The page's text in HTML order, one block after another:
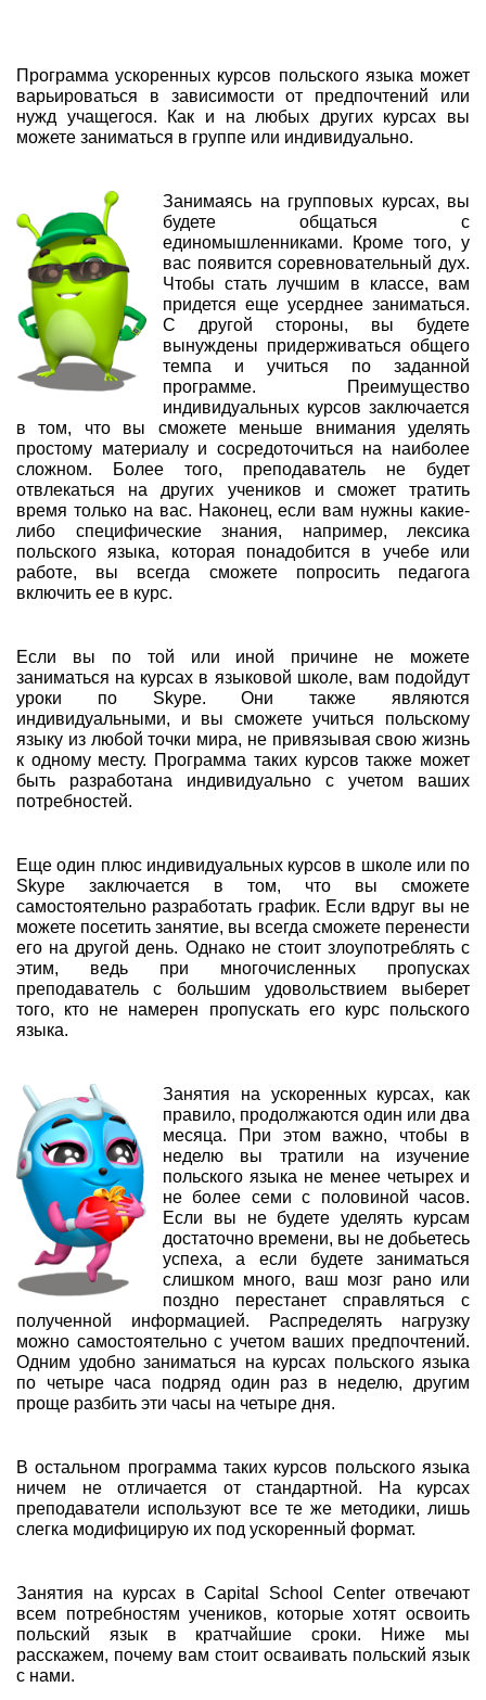
Программа ускоренных курсов польского языка может
варьироваться в зависимости от предпочтений или
нужд учащегося. Как и на любых других курсах вы
можете заниматься в группе или индивидуально.
Занимаясь на групповых курсах, вы
будете общаться с
единомышленниками. Кроме того, у
вас появится соревновательный дух.
Чтобы стать лучшим в классе, вам
придется еще усерднее заниматься.
С другой стороны, вы будете
вынуждены придерживаться общего
темпа и учиться по заданной
программе. Преимущество
индивидуальных курсов заключается
в том, что вы сможете меньше внимания уделять
простому материалу и сосредоточиться на наиболее
сложном. Более того, преподаватель не будет
отвлекаться на других учеников и сможет тратить
время только на вас. Наконец, если вам нужны какие-
либо специфические знания, например, лексика
польского языка, которая понадобится в учебе или
работе, вы всегда сможете попросить педагога
включить ее в курс.
Если вы по той или иной причине не можете
заниматься на курсах в языковой школе, вам подойдут
уроки по Skype. Они также являются
индивидуальными, и вы сможете учиться польскому
языку из любой точки мира, не привязывая свою жизнь
к одному месту. Программа таких курсов также может
быть разработана индивидуально с учетом ваших
потребностей.
Еще один плюс индивидуальных курсов в школе или по
Skype заключается в том, что вы сможете
самостоятельно разработать график. Если вдруг вы не
можете посетить занятие, вы всегда сможете перенести
его на другой день. Однако не стоит злоупотреблять с
этим, ведь при многочисленных пропусках
преподаватель с большим удовольствием выберет
того, кто не намерен пропускать его курс польского
языка.
Занятия на ускоренных курсах, как
правило, продолжаются один или два
месяца. При этом важно, чтобы в
неделю вы тратили на изучение
польского языка не менее четырех и
не более семи с половиной часов.
Если вы не будете уделять курсам
достаточно времени, вы не добьетесь
успеха, а если будете заниматься
слишком много, ваш мозг рано или
поздно перестанет справляться с
полученной информацией. Распределять нагрузку
можно самостоятельно с учетом ваших предпочтений.
Одним удобно заниматься на курсах польского языка
по четыре часа подряд один раз в неделю, другим
проще разбить эти часы на четыре дня.
В остальном программа таких курсов польского языка
ничем не отличается от стандартной. На курсах
преподаватели используют все те же методики, лишь
слегка модифицирую их под ускоренный формат.
Занятия на курсах в Capital School Center отвечают
всем потребностям учеников, которые хотят освоить
польский язык в кратчайшие сроки. Ниже мы
расскажем, почему вам стоит осваивать польский язык
с нами.